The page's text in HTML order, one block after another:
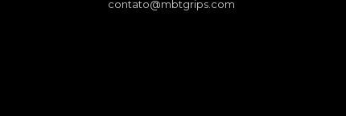
contato@mbtgrips.com